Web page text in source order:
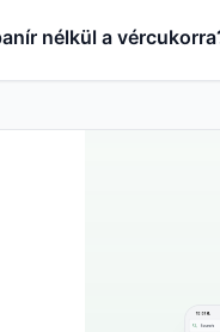
nélkül a